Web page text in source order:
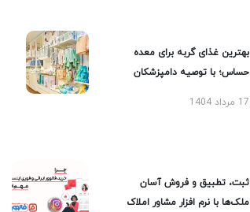
بهترین غذای گربه برای معده
حساس؛ با توصیه دامپزشکان
17 مرداد 1404
ثبت، تطبیق و فروش آسان
ملک‌ها با نرم افزار مشاور املاک